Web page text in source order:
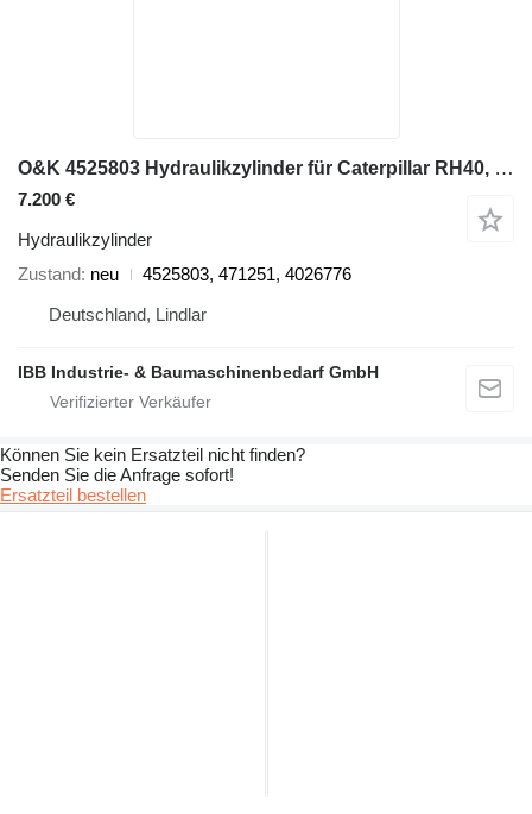
O&K 4525803 Hydraulikzylinder für Caterpillar RH40, 6015 Bagger
7.200 €
Hydraulikzylinder
Zustand neu
4525803, 471251, 4026776
Deutschland, Lindlar
IBB Industrie- & Baumaschinenbedarf GmbH
Können Sie kein Ersatzteil nicht finden?
Senden Sie die Anfrage sofort!
Ersatzteil bestellen